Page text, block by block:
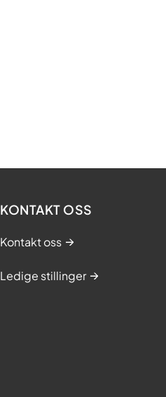
KONTAKT OSS
Kontakt oss
Ledige stillinger